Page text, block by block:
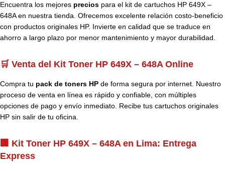
Encuentra los mejores precios para el kit de cartuchos HP 649X –
648A en nuestra tienda. Ofrecemos excelente relación costo-beneficio
con productos originales HP. Invierte en calidad que se traduce en
ahorro a largo plazo por menor mantenimiento y mayor durabilidad.
🛒 Venta del Kit Toner HP 649X – 648A Online
Compra tu pack de toners HP de forma segura por internet. Nuestro
proceso de venta en línea es rápido y confiable, con múltiples
opciones de pago y envío inmediato. Recibe tus cartuchos originales
HP sin salir de tu oficina.
🏢 Kit Toner HP 649X – 648A en Lima: Entrega
Express